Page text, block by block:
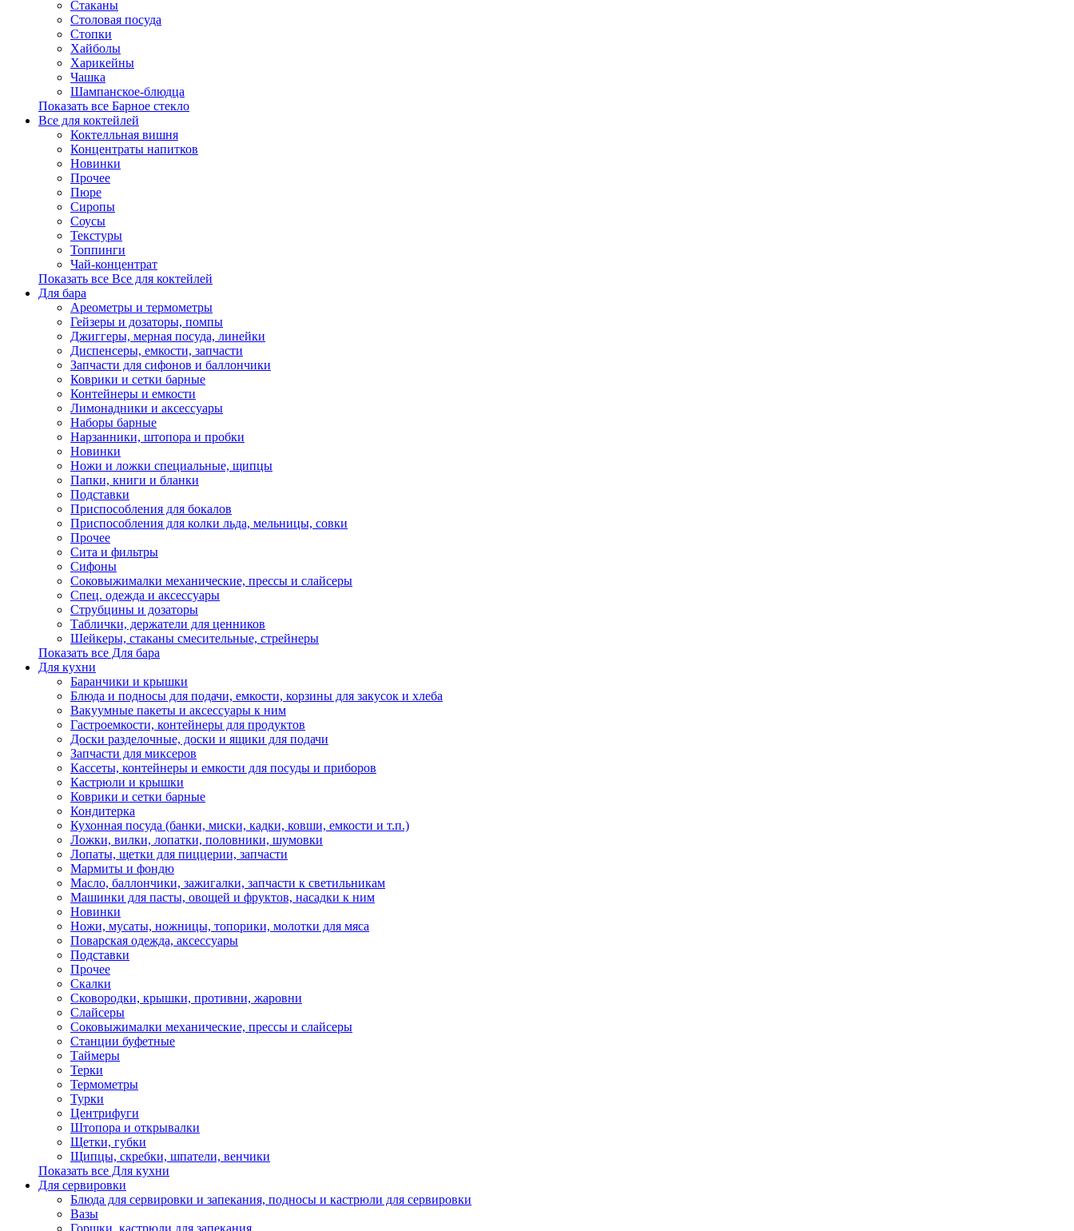
Стаканы
Столовая посуда
Стопки
Хайболы
Харикейны
Чашка
Шампанское-блюдца
Показать все Барное стекло
Все для коктейлей
Коктелльная вишня
Концентраты напитков
Новинки
Прочее
Пюре
Сиропы
Соусы
Текстуры
Топпинги
Чай-концентрат
Показать все Все для коктейлей
Для бара
Ареометры и термометры
Гейзеры и дозаторы, помпы
Джиггеры, мерная посуда, линейки
Диспенсеры, емкости, запчасти
Запчасти для сифонов и баллончики
Коврики и сетки барные
Контейнеры и емкости
Лимонадники и аксессуары
Наборы барные
Нарзанники, штопора и пробки
Новинки
Ножи и ложки специальные, щипцы
Папки, книги и бланки
Подставки
Приспособления для бокалов
Приспособления для колки льда, мельницы, совки
Прочее
Сита и фильтры
Сифоны
Соковыжималки механические, прессы и слайсеры
Спец. одежда и аксессуары
Струбцины и дозаторы
Таблички, держатели для ценников
Шейкеры, стаканы смесительные, стрейнеры
Показать все Для бара
Для кухни
Баранчики и крышки
Блюда и подносы для подачи, емкости, корзины для закусок и хлеба
Вакуумные пакеты и аксессуары к ним
Гастроемкости, контейнеры для продуктов
Доски разделочные, доски и ящики для подачи
Запчасти для миксеров
Кассеты, контейнеры и емкости для посуды и приборов
Кастрюли и крышки
Коврики и сетки барные
Кондитерка
Кухонная посуда (банки, миски, кадки, ковши, емкости и т.п.)
Ложки, вилки, лопатки, половники, шумовки
Лопаты, щетки для пиццерии, запчасти
Мармиты и фондю
Масло, баллончики, зажигалки, запчасти к светильникам
Машинки для пасты, овощей и фруктов, насадки к ним
Новинки
Ножи, мусаты, ножницы, топорики, молотки для мяса
Поварская одежда, аксессуары
Подставки
Прочее
Скалки
Сковородки, крышки, противни, жаровни
Слайсеры
Соковыжималки механические, прессы и слайсеры
Станции буфетные
Таймеры
Терки
Термометры
Турки
Центрифуги
Штопора и открывалки
Щетки, губки
Щипцы, скребки, шпатели, венчики
Показать все Для кухни
Для сервировки
Блюда для сервировки и запекания, подносы и кастрюли для сервировки
Вазы
Горшки, кастрюли для запекания